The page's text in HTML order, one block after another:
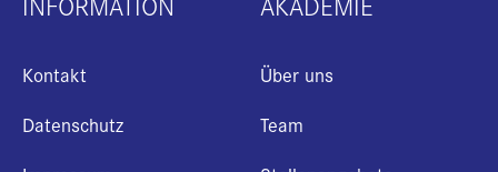
Kontakt
Datenschutz
Über uns
Team